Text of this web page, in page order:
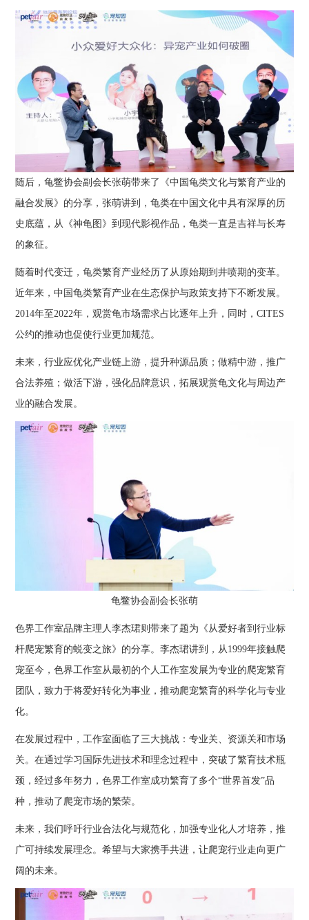
随后，龟鳖协会副会长张萌带来了《中国龟类文化与繁育产业的
融合发展》的分享，张萌讲到，龟类在中国文化中具有深厚的历
史底蕴，从《神龟图》到现代影视作品，龟类一直是吉祥与长寿
的象征。
随着时代变迁，龟类繁育产业经历了从原始期到井喷期的变革。
近年来，中国龟类繁育产业在生态保护与政策支持下不断发展。
2014年至2022年，观赏龟市场需求占比逐年上升，同时，CITES
公约的推动也促使行业更加规范。
未来，行业应优化产业链上游，提升种源品质；做精中游，推广
合法养殖；做活下游，强化品牌意识，拓展观赏龟文化与周边产
业的融合发展。
龟鳖协会副会长张萌
色界工作室品牌主理人李杰珺则带来了题为《从爱好者到行业标
杆爬宠繁育的蜕变之旅》的分享。李杰珺讲到，从1999年接触爬
宠至今，色界工作室从最初的个人工作室发展为专业的爬宠繁育
团队，致力于将爱好转化为事业，推动爬宠繁育的科学化与专业
化。
在发展过程中，工作室面临了三大挑战：专业关、资源关和市场
关。在通过学习国际先进技术和理念过程中，突破了繁育技术瓶
颈，经过多年努力，色界工作室成功繁育了多个“世界首发”品
种，推动了爬宠市场的繁荣。
未来，我们呼吁行业合法化与规范化，加强专业化人才培养，推
广可持续发展理念。希望与大家携手共进，让爬宠行业走向更广
阔的未来。